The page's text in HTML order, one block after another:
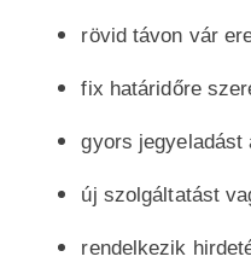
rövid távon vár
fix határidőre
gyors jegyeladást
új szolgáltatást
rendelkezik